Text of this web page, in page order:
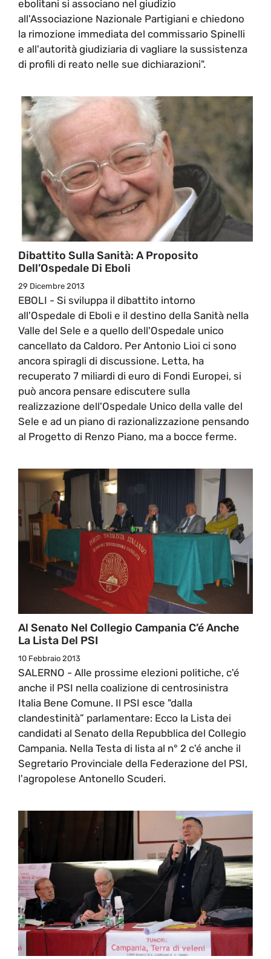
ebolitani si associano nel giudizio
all'Associazione Nazionale Partigiani e chiedono
la rimozione immediata del commissario Spinelli
e all'autorità giudiziaria di vagliare la sussistenza
di profili di reato nelle sue dichiarazioni".
Dibattito Sulla Sanità: A Proposito
Dell’Ospedale Di Eboli
29 Dicembre 2013
EBOLI - Si sviluppa il dibattito intorno
all'Ospedale di Eboli e il destino della Sanità nella
Valle del Sele e a quello dell'Ospedale unico
cancellato da Caldoro. Per Antonio Lioi ci sono
ancora spiragli di discussione. Letta, ha
recuperato 7 miliardi di euro di Fondi Europei, si
può ancora pensare ediscutere sulla
realizzazione dell'Ospedale Unico della valle del
Sele e ad un piano di razionalizzazione pensando
al Progetto di Renzo Piano, ma a bocce ferme.
Al Senato Nel Collegio Campania C’é Anche
La Lista Del PSI
10 Febbraio 2013
SALERNO - Alle prossime elezioni politiche, c'é
anche il PSI nella coalizione di centrosinistra
Italia Bene Comune. Il PSI esce "dalla
clandestinità” parlamentare: Ecco la Lista dei
candidati al Senato della Repubblica del Collegio
Campania. Nella Testa di lista al n° 2 c'é anche il
Segretario Provinciale della Federazione del PSI,
l'agropolese Antonello Scuderi.